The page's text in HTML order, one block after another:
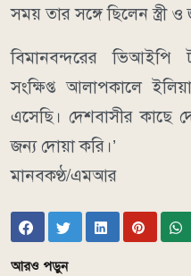
সময় তার সঙ্গে ছিলেন স্ত্রী ও
বিমানবন্দরের ভিআইপি
সংক্ষিপ্ত আলাপকালে
এসেছি। দেশবাসীর
জন্য দোয়া করি।’
মানবকণ্ঠ/এমআর
আরও পড়ুন